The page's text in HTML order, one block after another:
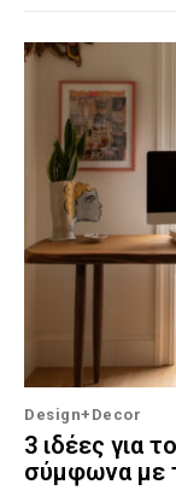
Design+Decor
3 ιδέες για
σύμφωνα με